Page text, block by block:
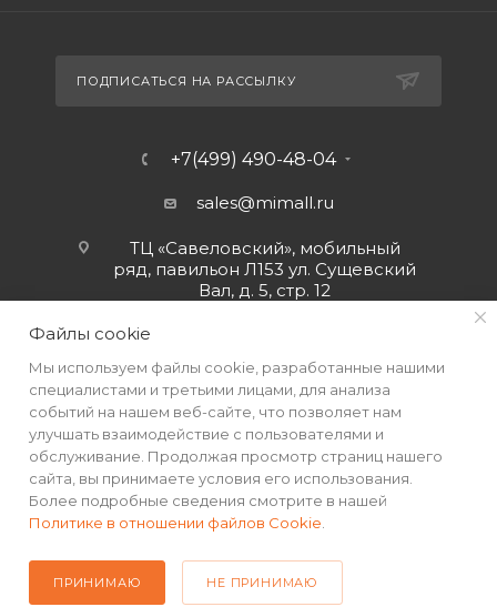
ПОДПИСАТЬСЯ НА РАССЫЛКУ
+7(499) 490-48-04
sales@mimall.ru
ТЦ «Савеловский», мобильный
ряд, павильон Л153 ул. Сущевский
Вал, д. 5, стр. 12
2026 © Интернет-магазин MiMall® • Не является публичной
офертой • 2026 г.
Файлы cookie
Мы используем файлы cookie, разработанные нашими
специалистами и третьими лицами, для анализа
событий на нашем веб-сайте, что позволяет нам
улучшать взаимодействие с пользователями и
обслуживание. Продолжая просмотр страниц нашего
сайта, вы принимаете условия его использования.
Более подробные сведения смотрите в нашей
Политике в отношении файлов Cookie
ПРИНИМАЮ НЕ ПРИНИМАЮ